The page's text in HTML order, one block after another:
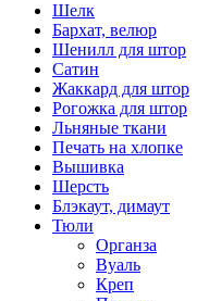
Шелк
Бархат, велюр
Шенилл для штор
Сатин
Жаккард для штор
Рогожка для штор
Льняные ткани
Печать на хлопке
Вышивка
Шерсть
Блэкаут, димаут
Тюли
Органза
Вуаль
Креп